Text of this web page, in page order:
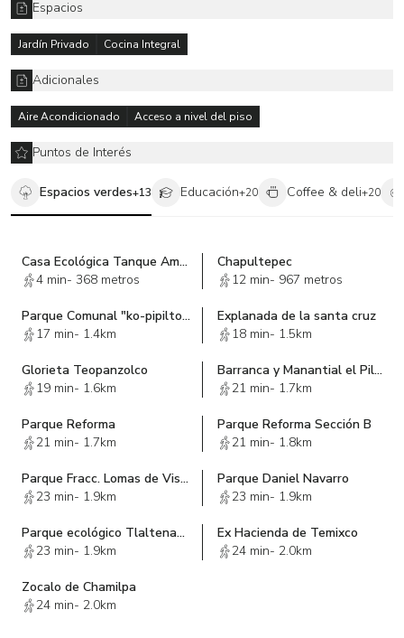
Espacios
Jardín Privado Cocina Integral
Adicionales
Aire Acondicionado Acceso a nivel del piso
Puntos de Interés
Espacios verdes+13 Educación+20 Coffee & deli+20
Casa Ecológica Tanque Amate Sapac
4 min- 368 metros
Chapultepec
12 min- 967 metros
Parque Comunal "ko-pipiltontli"
17 min- 1.4km
Explanada de la santa cruz
18 min- 1.5km
Glorieta Teopanzolco
19 min- 1.6km
Barranca y Manantial el Pilancon
21 min- 1.7km
Parque Reforma
21 min- 1.7km
Parque Reforma Sección B
21 min- 1.8km
Parque Fracc. Lomas de Vistahermosa
23 min- 1.9km
Parque Daniel Navarro
23 min- 1.9km
Parque ecológico Tlaltenango
23 min- 1.9km
Ex Hacienda de Temixco
24 min- 2.0km
Zocalo de Chamilpa
24 min- 2.0km